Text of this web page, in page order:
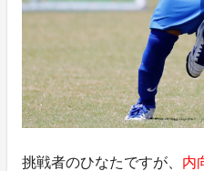
挑戦者のひなたですが、 内